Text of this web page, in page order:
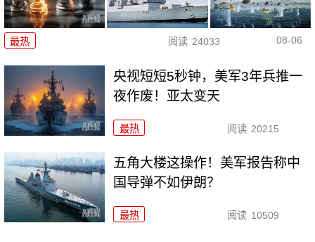
最热 阅读 24033 08-06
央视短短5秒钟，美军3年兵推一
夜作废！亚太变天
最热 阅读 20215
五角大楼这操作！美军报告称中
国导弹不如伊朗？
最热 阅读 10509